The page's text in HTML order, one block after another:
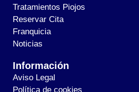
Tratamientos Piojos
Reservar Cita
Franquicia
Noticias
Información
Aviso Legal
Política de cookies